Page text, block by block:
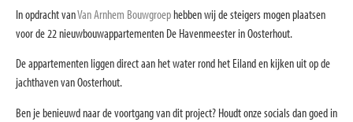
In opdracht vanVan Arnhem Bouwgroephebben wij de steigers mogen plaatsen
voor de 22 nieuwbouwappartementen De Havenmeester in Oosterhout.
De appartementen liggen direct aan het water rond het Eiland en kijken uit op de
jachthaven van Oosterhout.
Ben je benieuwd naar de voortgang van dit project? Houdt onze socials dan goed in